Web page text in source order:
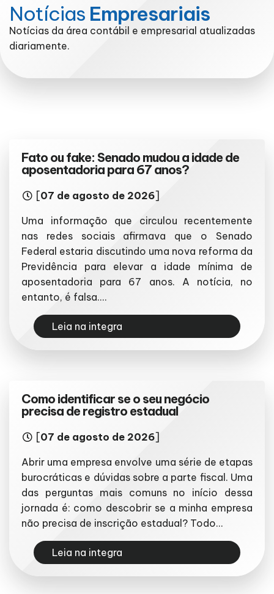
Notícias Empresariais
Notícias da área contábil e empresarial atualizadas
diariamente.
Fato ou fake: Senado mudou a idade de
aposentadoria para 67 anos?
[07 de agosto de 2026]
Uma informação que circulou recentemente
nas redes sociais afirmava que o Senado
Federal estaria discutindo uma nova reforma da
Previdência para elevar a idade mínima de
aposentadoria para 67 anos. A notícia, no
entanto, é falsa....
Leia na integra
Como identificar se o seu negócio
precisa de registro estadual
[07 de agosto de 2026]
Abrir uma empresa envolve uma série de etapas
burocráticas e dúvidas sobre a parte fiscal. Uma
das perguntas mais comuns no início dessa
jornada é: como descobrir se a minha empresa
não precisa de inscrição estadual? Todo...
Leia na integra